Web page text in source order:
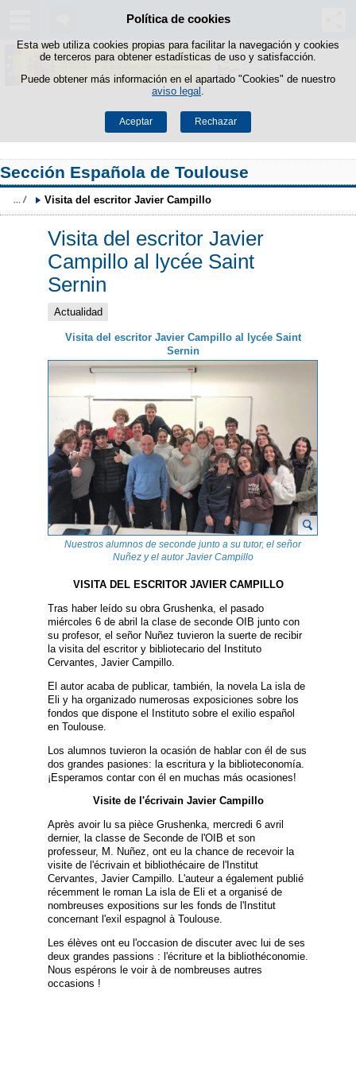
Política de cookies
Esta web utiliza cookies propias para facilitar la navegación y cookies
de terceros para obtener estadísticas de uso y satisfacción.
Puede obtener más información en el apartado "Cookies" de nuestro
aviso legal
Aceptar Rechazar
Saltar al contenido
Sección Española de Toulouse
Visita del escritor Javier Campillo
Visita del escritor Javier
Campillo al lycée Saint
Sernin
Actualidad
Visita del escritor Javier Campillo al lycée Saint
Sernin
Nuestros alumnos de seconde junto a su tutor, el señor
Nuñez y el autor Javier Campillo
VISITA DEL ESCRITOR JAVIER CAMPILLO
Tras haber leído su obra Grushenka, el pasado
miércoles 6 de abril la clase de seconde OIB junto con
su profesor, el señor Nuñez tuvieron la suerte de recibir
la visita del escritor y bibliotecario del Instituto
Cervantes, Javier Campillo.
El autor acaba de publicar, también, la novela La isla de
Eli y ha organizado numerosas exposiciones sobre los
fondos que dispone el Instituto sobre el exilio español
en Toulouse.
Los alumnos tuvieron la ocasión de hablar con él de sus
dos grandes pasiones: la escritura y la biblioteconomía.
¡Esperamos contar con él en muchas más ocasiones!
Visite de l'écrivain Javier Campillo
Après avoir lu sa pièce Grushenka, mercredi 6 avril
dernier, la classe de Seconde de l'OIB et son
professeur, M. Nuñez, ont eu la chance de recevoir la
visite de l'écrivain et bibliothécaire de l'Institut
Cervantes, Javier Campillo. L'auteur a également publié
récemment le roman La isla de Eli et a organisé de
nombreuses expositions sur les fonds de l'Institut
concernant l'exil espagnol à Toulouse.
Les élèves ont eu l'occasion de discuter avec lui de ses
deux grandes passions : l'écriture et la bibliothéconomie.
Nous espérons le voir à de nombreuses autres
occasions !